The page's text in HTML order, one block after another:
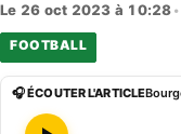
Le 26 oct 2023 à 10:28•
FOOTBALL
🎧 ÉCOUTER L'ARTICLE